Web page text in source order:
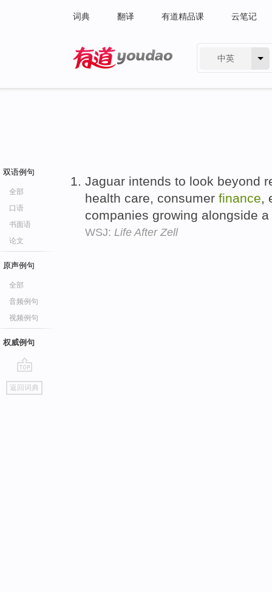
词典 翻译 有道精品课 云笔记
中英
双语例句
全部
口语
书面语
论文
原声例句
全部
音频例句
视频例句
权威例句
go
top
返回词典
Jaguar intends to look beyond
health care, consumer finance,
companies growing alongside a
WSJ: Life After Zell